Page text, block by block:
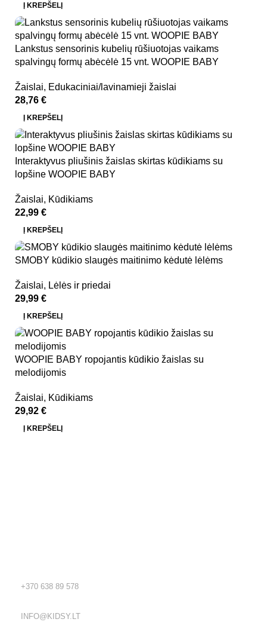
Į KREPŠELĮ
Lankstus sensorinis kubelių rūšiuotojas vaikams
spalvingų formų abėcėlė 15 vnt. WOOPIE BABY
Žaislai, Edukaciniai/lavinamieji žaislai
28,76 €
Į KREPŠELĮ
Interaktyvus pliušinis žaislas skirtas kūdikiams su
lopšine WOOPIE BABY
Žaislai, Kūdikiams
22,99 €
Į KREPŠELĮ
SMOBY kūdikio slaugės maitinimo kėdutė lėlėms
Žaislai, Lėlės ir priedai
29,99 €
Į KREPŠELĮ
WOOPIE BABY ropojantis kūdikio žaislas su
melodijomis
Žaislai, Kūdikiams
29,92 €
Į KREPŠELĮ
+370 638 89 578
INFO@KIDSY.LT